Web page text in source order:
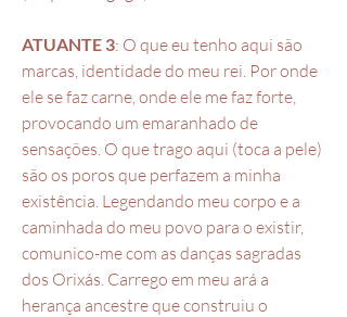
ATUANTE 3: O que eu tenho aqui são
marcas, identidade do meu rei. Por onde
ele se faz carne, onde ele me faz forte,
provocando um emaranhado de
sensações. O que trago aqui (toca a pele)
são os poros que perfazem a minha
existência. Legendando meu corpo e a
caminhada do meu povo para o existir,
comunico-me com as danças sagradas
dos Orixás. Carrego em meu ará a
herança ancestre que construiu o